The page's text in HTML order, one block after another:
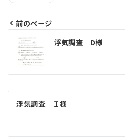
ゲ
前のページ
浮気調査 D様
浮気調査 Ｉ様